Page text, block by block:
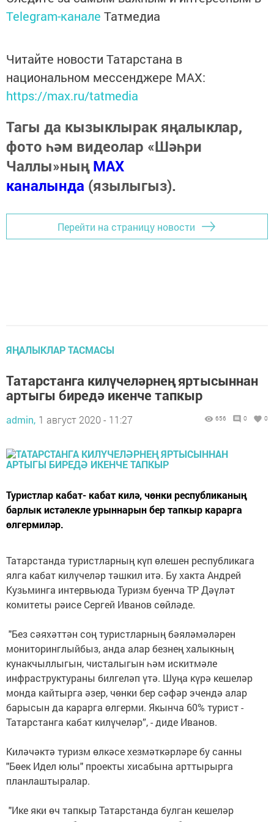
Telegram-канале Татмедиа
Читайте новости Татарстана в
национальном мессенджере MАХ:
https://max.ru/tatmedia
Тагы да кызыклырак яңалыклар,
фото һәм видеолар «Шәһри
Чаллы»ныңMAX
каналында (язылыгыз).
Перейти на страницу новости
ЯҢАЛЫКЛАР ТАСМАСЫ
Татарстанга килүчеләрнең яртысыннан
артыгы биредә икенче тапкыр
admin, 1 август 2020 - 11:27 656 0 0
Туристлар кабат- кабат килә, чөнки республиканың
барлык истәлекле урыннарын бер тапкыр карарга
өлгермиләр.
Татарстанда туристларның күп өлешен республикага
ялга кабат килүчеләр тәшкил итә. Бу хакта Андрей
Кузьминга интервьюда Туризм буенча ТР Дәүләт
комитеты рәисе Сергей Иванов сөйләде.⠀
"Без сәяхәттән соң туристларның бәяләмәләрен
мониторинглыйбыз, анда алар безнең халыкның
кунакчыллыгын, чисталыгын һәм искитмәле
инфраструктураны билгеләп үтә. Шуңа күрә кешеләр
монда кайтырга әзер, чөнки бер сәфәр эчендә алар
барысын да карарга өлгерми. Якынча 60% турист -
Татарстанга кабат килүчеләр”, - диде Иванов. ⠀
Киләчәктә туризм өлкәсе хезмәткәрләре бу санны
"Бөек Идел юлы" проекты хисабына арттырырга
планлаштыралар.⠀
"Ике яки өч тапкыр Татарстанда булган кешеләр